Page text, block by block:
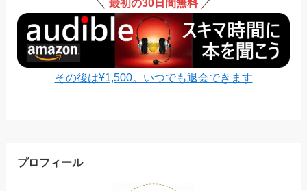
＼ 最初の30日間無料／
その後は¥1,500。いつでも退会できます
プロフィール